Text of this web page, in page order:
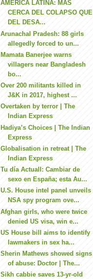
AMÉRICA LATINA: MÁS
CERCA DEL COLAPSO QUE
DEL DESA...
Arunachal Pradesh: 88 girls
allegedly forced to un...
Mamata Banerjee warns
villagers near Bangladesh
bo...
Over 200 militants killed in
J&K in 2017, highest ...
Overtaken by terror | The
Indian Express
Hadiya’s Choices | The Indian
Express
Globalisation in retreat | The
Indian Express
Tu día Actuall: Cambiar de
sexo en España; esta Au...
U.S. House intel panel unveils
NSA spy program ove...
Afghan girls, who were twice
denied US visa, win e...
US House bill aims to identify
lawmakers in sex ha...
Sherin Mathews showed signs
of abuse: Doctor | The...
Sikh cabbie saves 13-yr-old